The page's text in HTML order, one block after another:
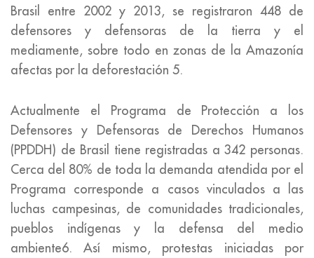
Brasil entre 2002 y 2013, se registraron 448 de
defensores y defensoras de la tierra y el
mediamente, sobre todo en zonas de la Amazonía
afectas por la deforestación 5.
Actualmente el Programa de Protección a los
Defensores y Defensoras de Derechos Humanos
(PPDDH) de Brasil tiene registradas a 342 personas.
Cerca del 80% de toda la demanda atendida por el
Programa corresponde a casos vinculados a las
luchas campesinas, de comunidades tradicionales,
pueblos indígenas y la defensa del medio
ambiente6. Así mismo, protestas iniciadas por